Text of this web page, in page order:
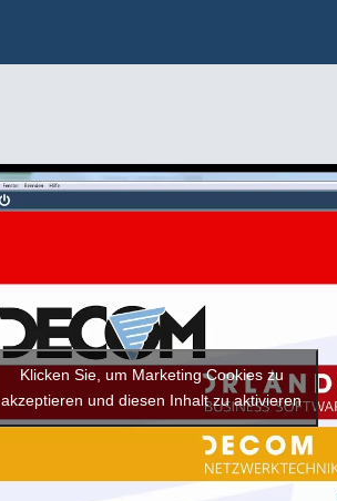
Klicken Sie, um Marketing Cookies zu
akzeptieren und diesen Inhalt zu aktivieren